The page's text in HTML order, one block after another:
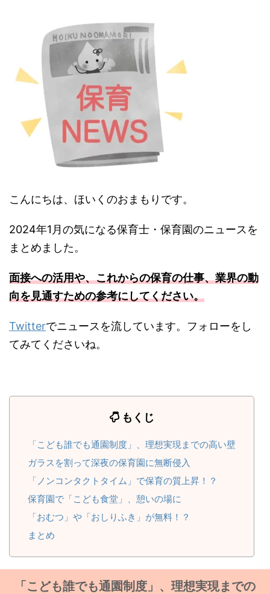
こんにちは、ほいくのおまもりです。
2024年1月の気になる保育士・保育園のニュースを
まとめました。
面接への活用や、これからの保育の仕事、業界の動
向を見通すための参考にしてください。
Twitterでニュースを流しています。フォローをし
てみてくださいね。
もくじ
「こども誰でも通園制度」、理想実現までの高い壁
ガラスを割って深夜の保育園に無断侵入
「ノンコンタクトタイム」で保育の質上昇！？
保育園で「こども食堂」、憩いの場に
「おむつ」や「おしりふき」が無料！？
まとめ
「こども誰でも通園制度」、理想実現までの